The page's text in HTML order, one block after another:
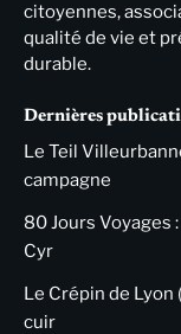
citoyennes,
qualité de vie et
durable.
Dernières
Le Teil
campagne
80 Jours Voyages
Cyr
Le Crépin de Lyon
cuir